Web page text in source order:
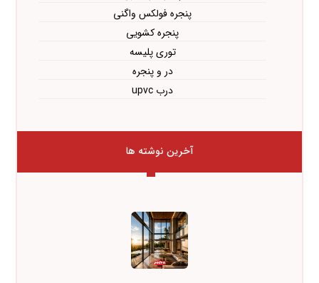
پنجره فولکس واگنی
پنجره کشویی
توری پلیسه
در و پنجره
درب upvc
آخرین نوشته ها